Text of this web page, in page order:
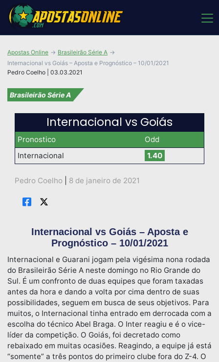
Pedro Coelho | 03.03.2021
Apostas Online
Brasileirão Série A
Internacional vs Goiás – Aposta e Prognóstico – 10/01/2021
Brasileirão Série A
Internacional vs Goiás
Pronostico
Odd
Internacional
1.40
Pedro Coelho 8 de janeiro de 2021
Internacional vs Goiás – Aposta e
Prognóstico – 10/01/2021
Internacional e Guarani jogam pela vigésima nona rodada
do Brasileirão Série A neste domingo no Rio Grande do
Sul. É um confronto de duas equipes que foram taxadas
antes da hora e dando a volta por cima dentro de suas
possibilidades, seguem em busca de seus objetivos. Para
muitos, o Internacional tinha entrado em derrocada com a
escolha do técnico Abel Braga. O Inter reagiu e é o vice-
líder da competição. O Goiás, foi decretado como
rebaixado em muitas ocasiões. Reagindo, a equipe já está
“somente” a três pontos do primeiro clube fora do Z-4. O